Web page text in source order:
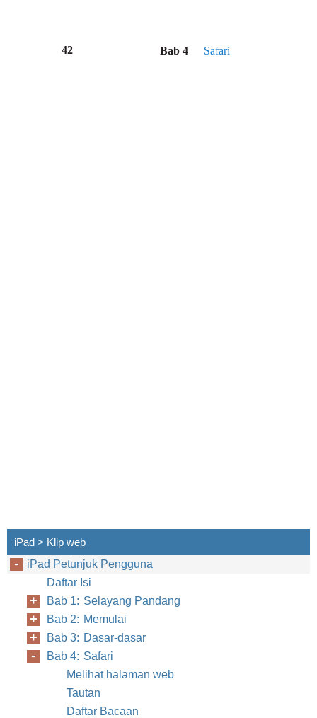
42 Bab 4 Safari
iPad > Klip web
iPad Petunjuk Pengguna
Daftar Isi
Bab 1: Selayang Pandang
Bab 2: Memulai
Bab 3: Dasar-dasar
Bab 4: Safari
Melihat halaman web
Tautan
Daftar Bacaan